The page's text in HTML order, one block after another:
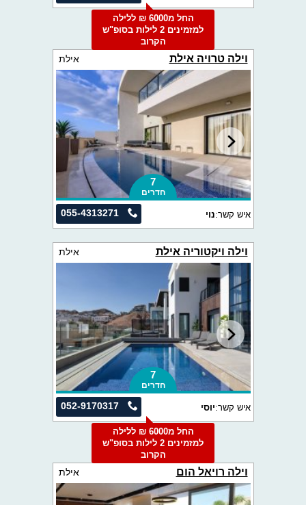
החל מ6000 ₪ ללילה
למזמינים 2 לילות בסופ"ש
הקרוב
וילה טרויה אילת אילת
7
חדרים
055-4313271 איש קשר:נוי
וילה ויקטוריה אילת אילת
7
חדרים
052-9170317 איש קשר:יוסי
החל מ6000 ₪ ללילה
למזמינים 2 לילות בסופ"ש
הקרוב
וילה רויאל הום אילת